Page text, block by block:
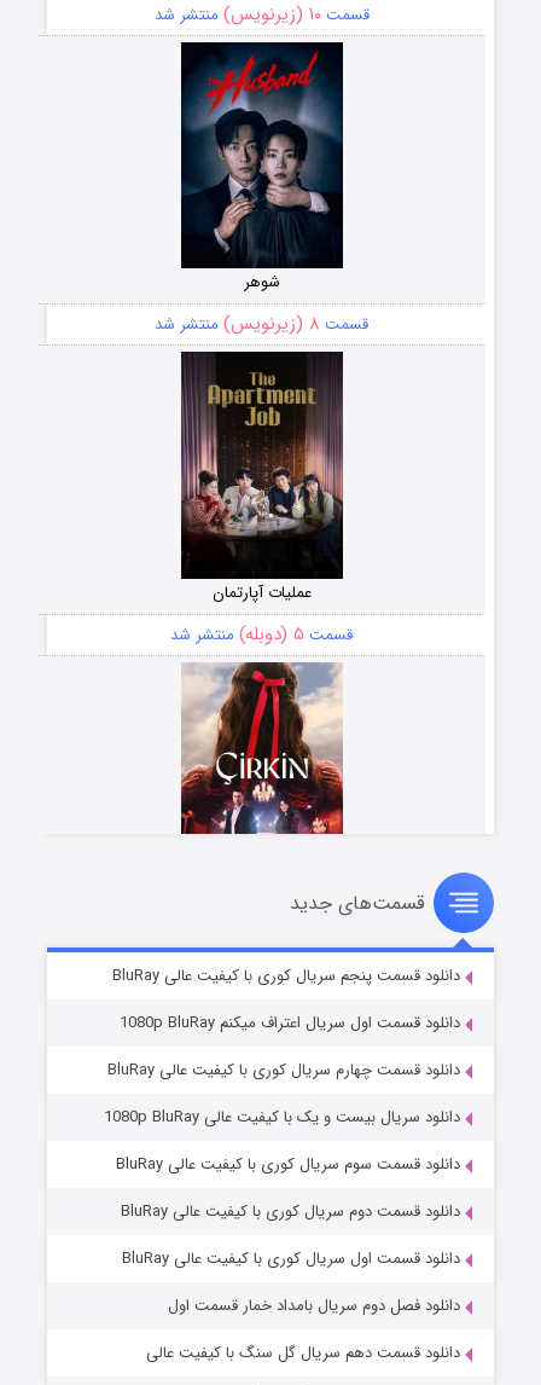
قسمت۱۰ (زیرنویس) منتشر شد
شوهر
قسمت ۸ (زیرنویس) منتشر شد
عملیات آپارتمان
قسمت ۵ (دوبله) منتشر شد
سریال زشت
قسمت۲ (زیرنویس) منتشر شد
مردگان متحرک: شهر مرده ۳
قسمت۲ (زیرنویس) منتشر شد
قسمت‌های جدید
دانلود قسمت پنجم سریال کوری با کیفیت عالی BluRay
دانلود قسمت اول سریال اعتراف میکنم 1080p BluRay
دانلود قسمت چهارم سریال کوری با کیفیت عالی BluRay
دانلود سریال بیست و یک با کیفیت عالی 1080p BluRay
دانلود قسمت سوم سریال کوری با کیفیت عالی BluRay
دانلود قسمت دوم سریال کوری با کیفیت عالی BluRay
دانلود قسمت اول سریال کوری با کیفیت عالی BluRay
دانلود فصل دوم سریال بامداد خمار قسمت اول
دانلود قسمت دهم سریال گل سنگ با کیفیت عالی